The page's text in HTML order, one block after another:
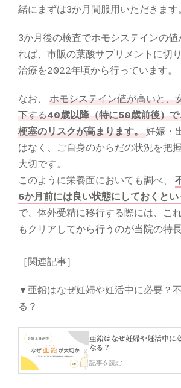
緒にまずは3か月間服用いただきます。
3か月後の検査でホモシステインの
れば、市販の葉酸サプリメントに切
治療を2022年頃から行っています。
なお、
ホモシステイン値が高いと、
下する40歳以降（特に50歳前後）
梗塞のリスクが高まります。
妊娠・
はなく、ご自身のからだの状況を把
大切です。
このように栄養面においても調べ、
6か月前には良い状態にしておくと
で、体外受精に移行する際には、こ
もクリアしてから行うのが当院の特
［関連記事］
▼亜鉛はなぜ妊婦や妊活中に必要？
る？